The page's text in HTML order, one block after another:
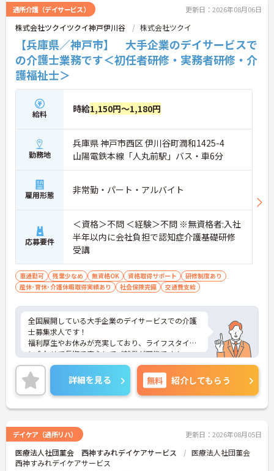
ョンの企画や実施も大切なお仕事です。「どんな工
夫をしたら喜んでいただけるか」をスタッフみんな
で考え、アイデアを形にしていきます。お客様から
直接「ありがとう」と感謝の言葉をいただけたり、
信頼関係が深まっていく喜びを感じられるのが大き
なやりがいです。介護度が比較的高くないため、身
体への負担が少なめなのも特徴です。
通所介護（デイサービス） 更新日：2026年08月06日
株式会社ツクイツクイ神戸伊川谷 株式会社ツクイ
【兵庫県／神戸市】 大手企業のデイサービスで
の介護士業務です＜初任者研修・実務者研修・介
護福祉士＞
給料 時給1,150円～1,180円
勤務地
兵庫県 神戸市西区 伊川谷町潤和1425-4
山陽電鉄本線「人丸前駅」バス・車6分
雇用形態 非常勤・パート・アルバイト
応募要件
＜資格＞不問 ＜経験＞不問 ※無資格者:入社
半年以内に会社負担で認知症介護基礎研修
受講
車通勤可 残業少なめ 無資格OK 資格取得サポート
研修制度あり
産休･育休･介護休暇取得実績あり
社会保険完備 交通費支給
全国展開している大手企業のデイサービスでの介護
士募集求人です！
福利厚生やお休みが充実しており、ライフスタイル
に合わせて長期で安心してご就業が可能です！
ご興味ある方には、面接のポイントなど、さらに詳
細をお話致しますのでお気軽にご相談ください。
詳細を見る 無料 紹介してもらう
デイケア（通所リハ） 更新日：2026年08月05日
医療法人社団菫会 西神すみれデイケアサービス
医療法人社団菫会
西神すみれデイケアサービス